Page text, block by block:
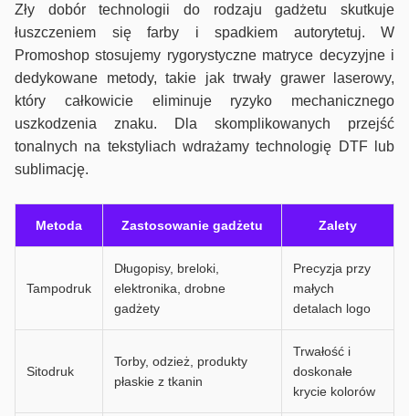
Zły dobór technologii do rodzaju gadżetu skutkuje
łuszczeniem się farby i spadkiem autorytetuj. W
Promoshop stosujemy rygorystyczne matryce decyzyjne i
dedykowane metody, takie jak trwały grawer laserowy,
który całkowicie eliminuje ryzyko mechanicznego
uszkodzenia znaku. Dla skomplikowanych przejść
tonalnych na tekstyliach wdrażamy technologię DTF lub
sublimację.
Metoda Zastosowanie gadżetu Zalety
Tampodruk
Długopisy, breloki,
elektronika, drobne
gadżety
Precyzja przy
małych
detalach logo
Sitodruk
Torby, odzież, produkty
płaskie z tkanin
Trwałość i
doskonałe
krycie kolorów